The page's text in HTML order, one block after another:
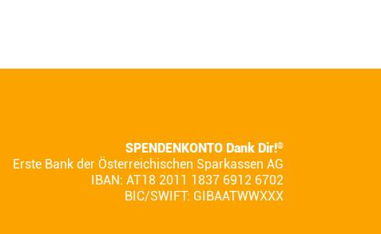
SPENDENKONTO Dank Dir!®
Erste Bank der Österreichischen Sparkassen AG
IBAN: AT18 2011 1837 6912 6702
BIC/SWIFT: GIBAATWWXXX